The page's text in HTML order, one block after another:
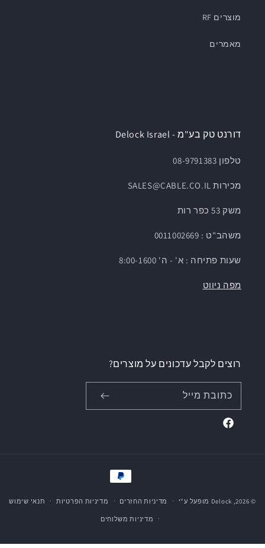
מוצרים RF
מאמרים
דורנט טק בע"מ - Delock Israel
טלפון 08-9791383
מכירות SALES@CABLE.CO.IL
משק 53 כפר רות
משהב"ט : 0011002669
שעות פתיחה : א' - ה' 8:00-1600
מפה ניווט
רוצים לקבל עדכונים על מוצרים?
כתובת מייל
Facebook
© 2026,
Delock מופעל ע"י מדיניות החזרים מדיניות הפרטיות תנאי שימוש
מדיניות משלוחים